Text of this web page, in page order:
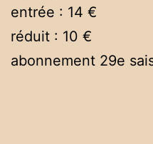
entrée : 14 €
réduit : 10 €
abonnement 29e